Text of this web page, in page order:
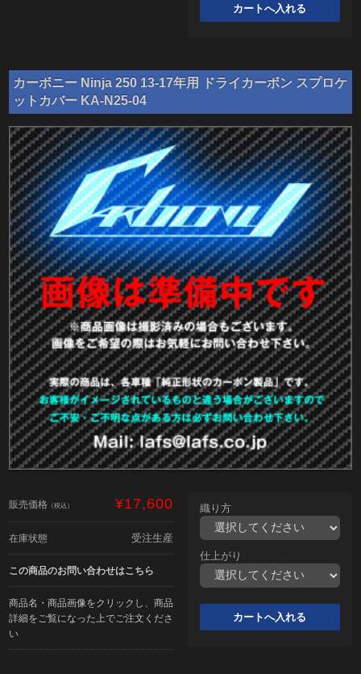
カーボニー Ninja 250 13-17年用 ドライカーボン スプロケ
ットカバー KA-N25-04
販売価格 （税込） ¥17,600
在庫状態 受注生産
この商品のお問い合わせはこちら
商品名・商品画像をクリックし、商品
詳細をご覧になった上でご注文くださ
い
織り方
仕上がり